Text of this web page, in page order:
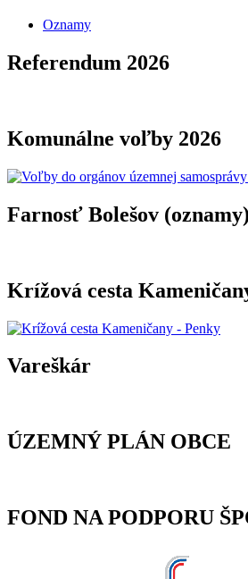
Oznamy
Referendum 2026
Komunálne voľby 2026
Farnosť Bolešov (oznamy)
Krížová cesta
Vareškár
ÚZEMNÝ PLÁN OBCE
FOND NA PODPORU